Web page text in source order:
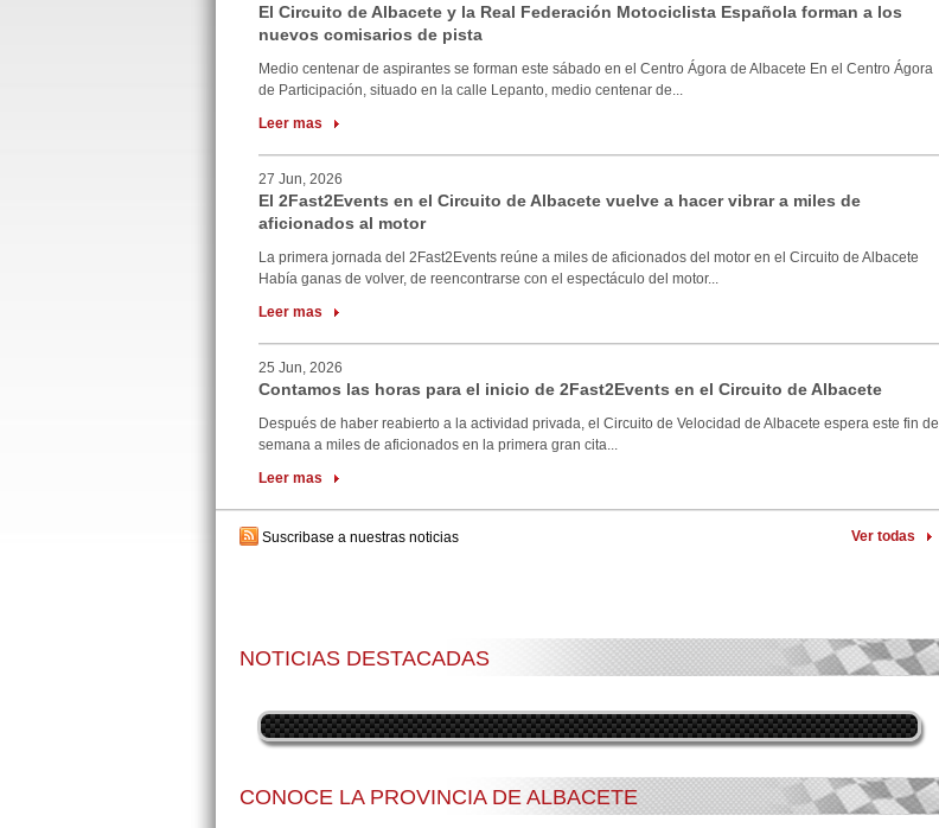
El Circuito de Albacete y la Real Federación Motociclista Española forman a los
nuevos comisarios de pista
Medio centenar de aspirantes se forman este sábado en el Centro Ágora de Albacete En el Centro Ágora
de Participación, situado en la calle Lepanto, medio centenar de...
Leer mas
27 Jun, 2026
El 2Fast2Events en el Circuito de Albacete vuelve a hacer vibrar a miles de
aficionados al motor
La primera jornada del 2Fast2Events reúne a miles de aficionados del motor en el Circuito de Albacete
Había ganas de volver, de reencontrarse con el espectáculo del motor...
Leer mas
25 Jun, 2026
Contamos las horas para el inicio de 2Fast2Events en el Circuito de Albacete
Después de haber reabierto a la actividad privada, el Circuito de Velocidad de Albacete espera este fin de
semana a miles de aficionados en la primera gran cita...
Leer mas
Ver todas
Suscribase a nuestras noticias
NOTICIAS DESTACADAS
CONOCE LA PROVINCIA DE ALBACETE